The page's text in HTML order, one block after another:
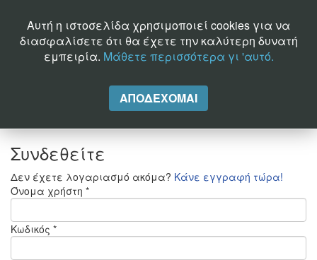
sales@telephony.totalware.gr
Συνδεθείτε
Δεν έχετε λογαριασμό ακόμα? Κάνε εγγραφή τώρα!
Όνομα χρήστη *
Κωδικός *
Αυτή η ιστοσελίδα χρησιμοποιεί cookies για να
διασφαλίσετε ότι θα έχετε την καλύτερη δυνατή
εμπειρία. Μάθετε περισσότερα γι 'αυτό.
ΑΠΟΔΈΧΟΜΑΙ